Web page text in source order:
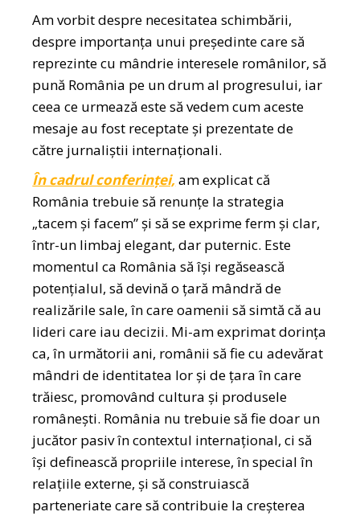
Am vorbit despre necesitatea schimbării,
despre importanța unui președinte care să
reprezinte cu mândrie interesele românilor, să
pună România pe un drum al progresului, iar
ceea ce urmează este să vedem cum aceste
mesaje au fost receptate și prezentate de
către jurnaliștii internaționali.
În cadrul conferinței,am explicat că
România trebuie să renunțe la strategia
„tacem și facem” și să se exprime ferm și clar,
într-un limbaj elegant, dar puternic. Este
momentul ca România să își regăsească
potențialul, să devină o țară mândră de
realizările sale, în care oamenii să simtă că au
lideri care iau decizii. Mi-am exprimat dorința
ca, în următorii ani, românii să fie cu adevărat
mândri de identitatea lor și de țara în care
trăiesc, promovând cultura și produsele
românești. România nu trebuie să fie doar un
jucător pasiv în contextul internațional, ci să
își definească propriile interese, în special în
relațiile externe, și să construiască
parteneriate care să contribuie la creșterea